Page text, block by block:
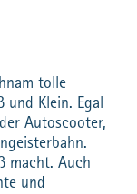
tolle
Klein. Egal
Autoscooter,
macht. Auch
und